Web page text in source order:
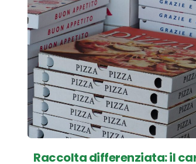
Raccolta differenziata: il